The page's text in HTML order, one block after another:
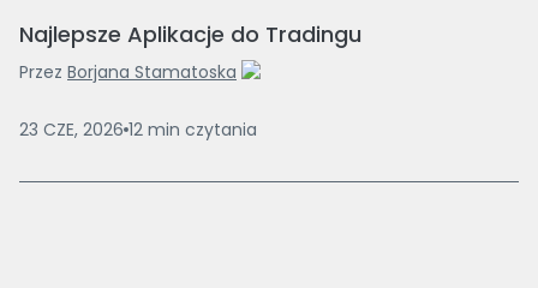
Najlepsze Aplikacje do Tradingu
Przez Borjana Stamatoska
23 CZE, 2026 12 min czytania